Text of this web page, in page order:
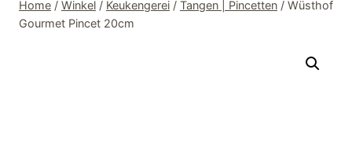
Home / Winkel / Keukengerei / Tangen | Pincetten / Wüsthof
Gourmet Pincet 20cm